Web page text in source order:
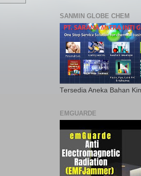
SANMIN GLOBE CHEM
Tersedia Aneka Bahan
EMGUARDE